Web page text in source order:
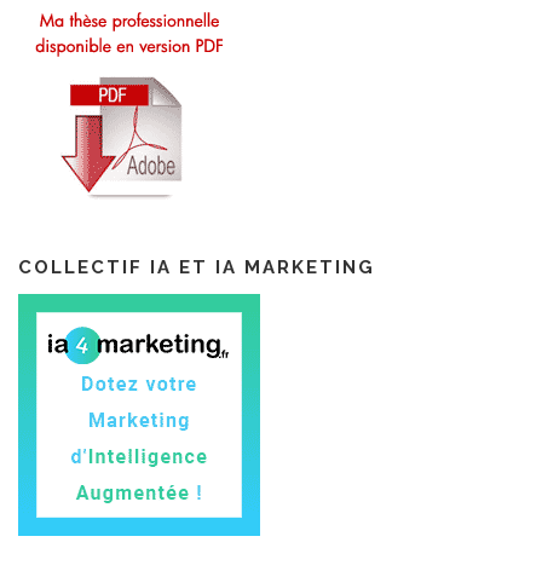
COLLECTIF IA ET IA MARKETING